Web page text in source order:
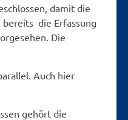
damit die
bereits die Erfassung
Die
Auch hier
gehört die